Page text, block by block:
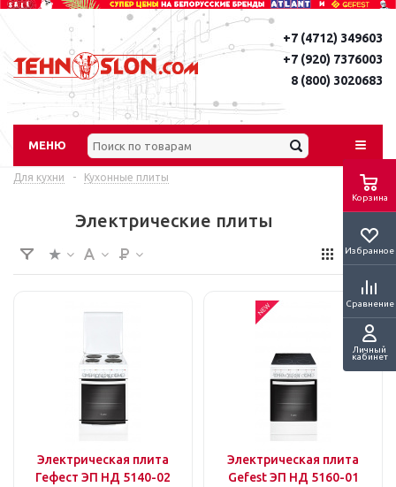
Корзина
Избранное
Сравнение
Личный
кабинет
+7 (4712) 349603
+7 (920) 7376003
8 (800) 3020683
МЕНЮ
Для кухни - Кухонные плиты
Электрические плиты
Электрическая плита
Гефест ЭП НД 5140-02
Электрическая плита
Gefest ЭП НД 5160-01